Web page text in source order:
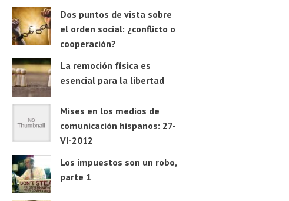
Dos puntos de vista sobre
el orden social: ¿conflicto o
cooperación?
La remoción física es
esencial para la libertad
Mises en los medios de
comunicación hispanos: 27-
VI-2012
Los impuestos son un robo,
parte 1